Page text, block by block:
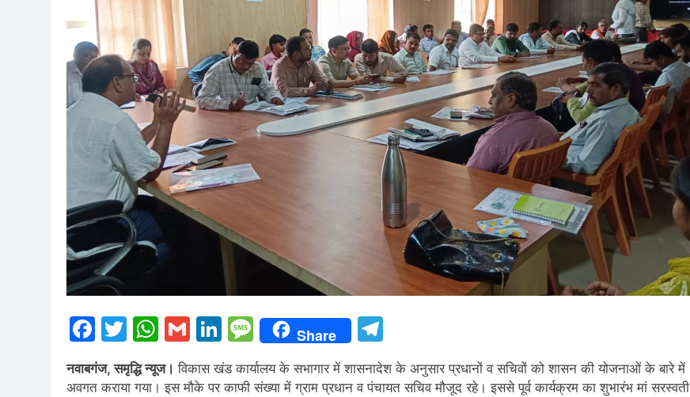
Facebook
Twitter
WhatsApp
GmailLinkedIn
Message
Share
नवाबगंज, समृद्धि न्यूज। विकास खंड कार्यालय के सभागार में शासनादेश के अनुसार प्रधानों व सचिवों को शासन की योजनाओं के बारे में
अवगत कराया गया। इस मौके पर काफी संख्या में ग्राम प्रधान व पंचायत सचिव मौजूद रहे। इससे पूर्व कार्यक्रम का शुभारंभ मां सरस्वती